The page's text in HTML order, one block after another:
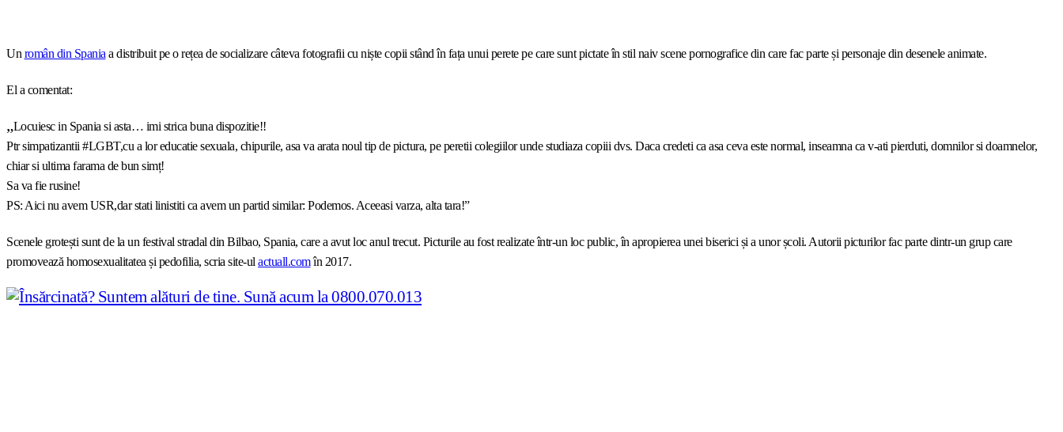
Un român din Spania a distribuit pe o rețea de socializare câteva fotografii cu niște copii stând în fața unui perete pe care sunt pictate în stil naiv scene pornografice din care fac parte și personaje din desenele animate.
El a comentat:
„Locuiesc in Spania si asta… imi strica buna dispozitie!!
Ptr simpatizantii #LGBT,cu a lor educatie sexuala, chipurile, asa va arata noul tip de pictura, pe peretii colegiilor unde studiaza copiii dvs. Daca credeti ca asa ceva este normal, inseamna ca v-ati pierduti, domnilor si doamnelor,
chiar si ultima farama de bun simț!
Sa va fie rusine!
PS: Aici nu avem USR,dar stati linistiti ca avem un partid similar: Podemos. Aceeasi varza, alta tara!”
Scenele grotești sunt de la un festival stradal din Bilbao, Spania, care a avut loc anul trecut. Picturile au fost realizate într-un loc public, în apropierea unei biserici și a unor școli. Autorii picturilor fac parte dintr-un grup care
promovează homosexualitatea și pedofilia, scria site-ul actuall.comîn 2017.